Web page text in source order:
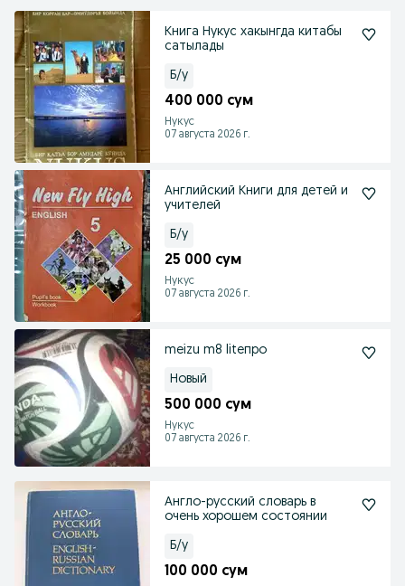
Книга Нукус хакынгда китабы
сатылады
Б/у
400 000 сум
Нукус
07 августа 2026 г.
Английский Книги для детей и
учителей
Б/у
25 000 сум
Нукус
07 августа 2026 г.
meizu m8 liteпро
Новый
500 000 сум
Нукус
07 августа 2026 г.
Англо-русский словарь в
очень хорошем состоянии
Б/у
100 000 сум